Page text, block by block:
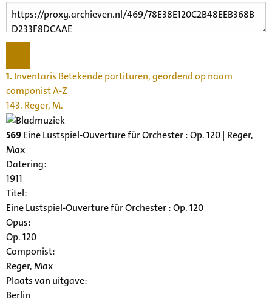
1.Inventaris Betekende partituren, geordend op naam
componist A-Z
143. Reger, M.
569Eine Lustspiel-Ouverture für Orchester : Op. 120 | Reger,
Max
Datering:
1911
Titel:
Eine Lustspiel-Ouverture für Orchester : Op. 120
Opus:
Op. 120
Componist:
Reger, Max
Plaats van uitgave:
Berlin